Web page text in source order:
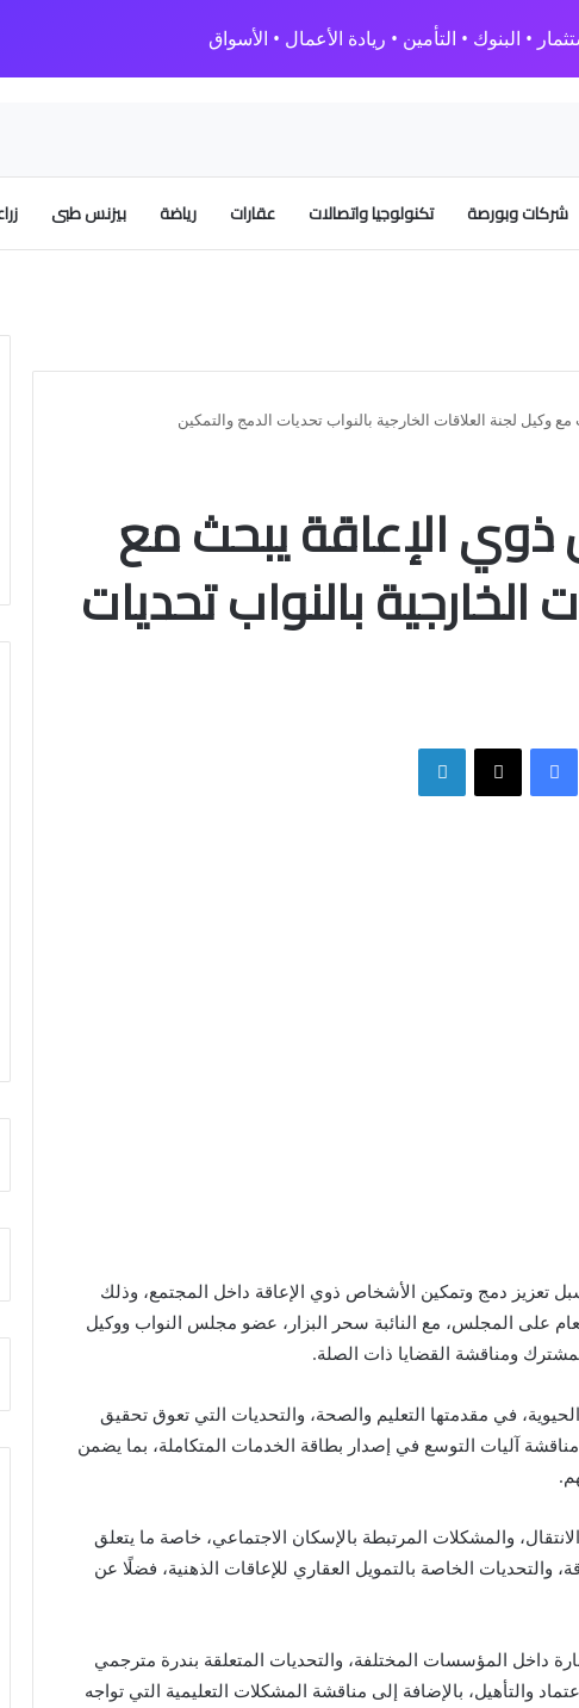
• البنوك • التأمين • ريادة الأعمال • الأسواق
شركات وبورصة تكنولوجيا واتصالات عقارات رياضة بيزنس طبى
وكيل لجنة العلاقات الخارجية بالنواب تحديات الدمج والتمكين
الإعاقة يبحث مع
الخارجية بالنواب تحديات
فيسبوك X
تعزيز دمج وتمكين الأشخاص ذوي الإعاقة داخل المجتمع، وذلك
على المجلس، مع النائبة سحر البزار، عضو مجلس النواب ووكيل
ومناقشة القضايا ذات الصلة.
في مقدمتها التعليم والصحة، والتحديات التي تعوق تحقيق
آليات التوسع في إصدار بطاقة الخدمات المتكاملة، بما يضمن
والمشكلات المرتبطة بالإسكان الاجتماعي، خاصة ما يتعلق
الخاصة بالتمويل العقاري للإعاقات الذهنية، فضلًا عن
داخل المؤسسات المختلفة، والتحديات المتعلقة بندرة مترجمي
والتأهيل، بالإضافة إلى مناقشة المشكلات التعليمية التي تواجه